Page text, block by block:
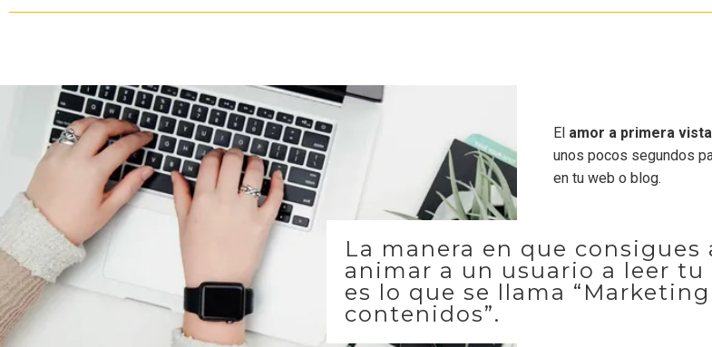
El amor a primera
unos pocos segundos
en tu web o blog.
La manera en que consigues
animar a un usuario a leer tu
es lo que se llama
contenidos”.